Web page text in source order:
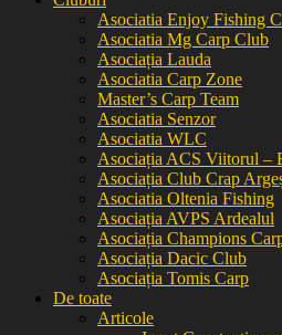
Asociatia Enjoy Fishing
Asociatia Mg Carp Club
Asociația Lauda
Asociatia Carp Zone
Master’s Carp Team
Asociatia Senzor
Asociatia WLC
Asociația ACS Viitorul –
Asociația Club Crap
Asociatia Oltenia Fishing
Asociația AVPS Ardealul
Asociația Champions
Asociația Dacic Club
Asociația Tomis Carp
De toate
Articole